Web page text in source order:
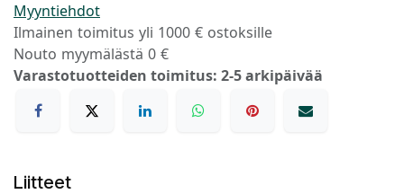
Myyntiehdot
Ilmainen toimitus yli 1000 € ostoksille
Nouto myymälästä 0 €
Varastotuotteiden toimitus: 2-5 arkipäivää
Liitteet